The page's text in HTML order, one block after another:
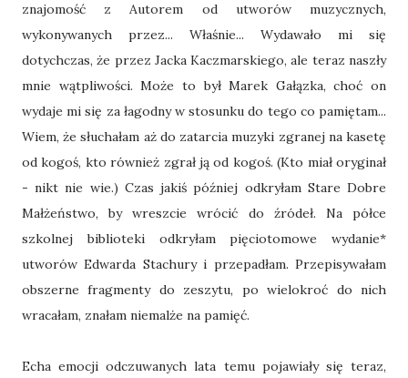
znajomość z Autorem od utworów muzycznych,
wykonywanych przez... Właśnie... Wydawało mi się
dotychczas, że przez Jacka Kaczmarskiego, ale teraz naszły
mnie wątpliwości. Może to był Marek Gałązka, choć on
wydaje mi się za łagodny w stosunku do tego co pamiętam...
Wiem, że słuchałam aż do zatarcia muzyki zgranej na kasetę
od kogoś, kto również zgrał ją od kogoś. (Kto miał oryginał
- nikt nie wie.) Czas jakiś później odkryłam Stare Dobre
Małżeństwo, by wreszcie wrócić do źródeł. Na półce
szkolnej biblioteki odkryłam pięciotomowe wydanie*
utworów Edwarda Stachury i przepadłam. Przepisywałam
obszerne fragmenty do zeszytu, po wielokroć do nich
wracałam, znałam niemalże na pamięć.
Echa emocji odczuwanych lata temu pojawiały się teraz,